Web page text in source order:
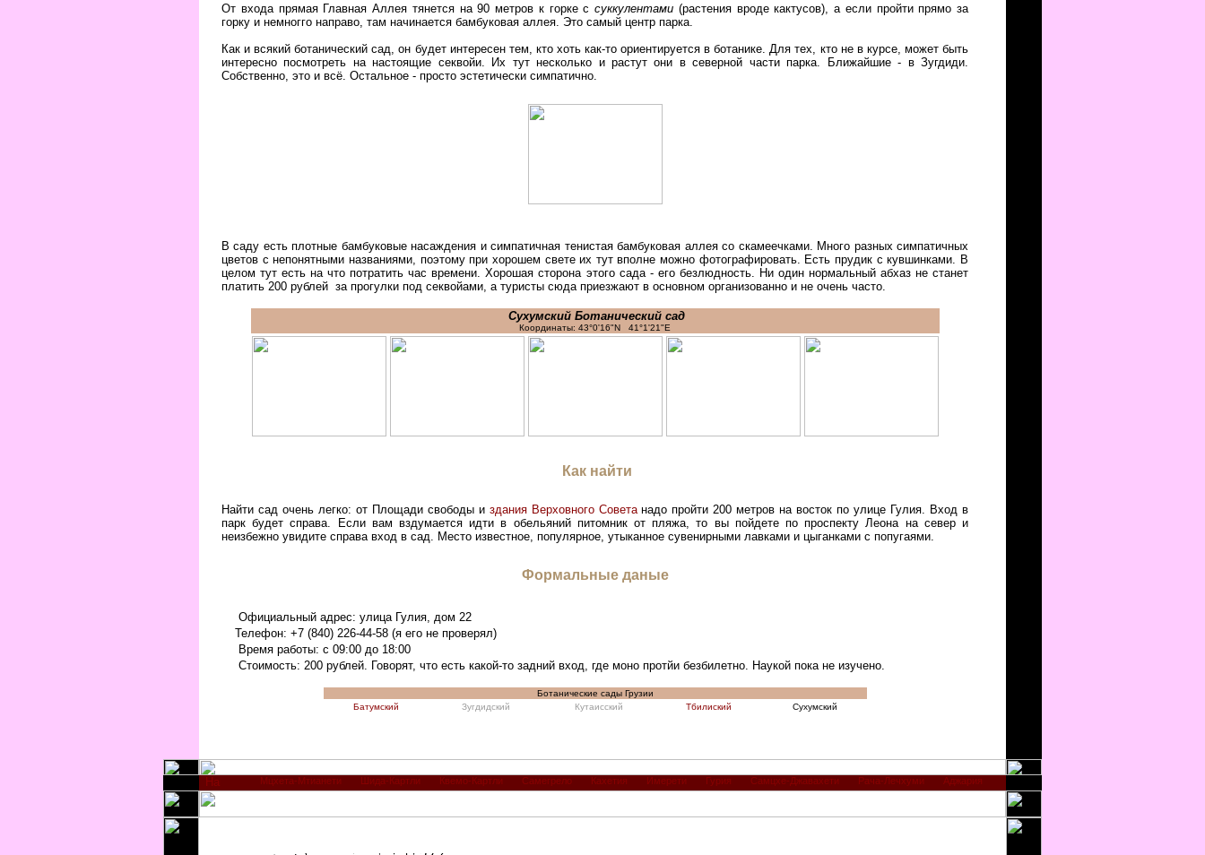
От входа прямая Главная Аллея тянется на 90 метров к горке с суккулентами (растения вроде кактусов), а если пройти прямо за
горку и немногго направо, там начинается бамбуковая аллея. Это самый центр парка.
Как и всякий ботанический сад, он будет интересен тем, кто хоть как-то ориентируется в ботанике. Для тех, кто не в курсе, может быть
интересно посмотреть на настоящие секвойи. Их тут несколько и растут они в северной части парка. Ближайшие - в Зугдиди.
Собственно, это и всё. Остальное - просто эстетически симпатично.
В саду есть плотные бамбуковые насаждения и симпатичная тенистая бамбуковая аллея со скамеечками. Много разных симпатичных
цветов с непонятными названиями, поэтому при хорошем свете их тут вполне можно фотографировать. Есть прудик с кувшинками. В
целом тут есть на что потратить час времени. Хорошая сторона этого сада - его безлюдность. Ни один нормальный абхаз не станет
платить 200 рублей за прогулки под секвойами, а туристы сюда приезжают в основном организованно и не очень часто.
Сухумский Ботанический сад
Координаты: 43°0'16"N 41°1'21"E
Как найти
Найти сад очень легко: от Площади свободы и здания Верховного Советанадо пройти 200 метров на восток по улице Гулия. Вход в
парк будет справа. Если вам вздумается идти в обельяний питомник от пляжа, то вы пойдете по проспекту Леона на север и
неизбежно увидите справа вход в сад. Место известное, популярное, утыканное сувенирными лавками и цыганками с попугаями.
Формальные даные
Официальный адрес: улица Гулия, дом 22
Телефон: +7 (840) 226-44-58 (я его не проверял)
Время работы: с 09:00 до 18:00
Стоимость: 200 рублей. Говорят, что есть какой-то задний вход, где моно протйи безбилетно. Наукой пока не изучено.
Ботанические сады Грузии
Батумский
Зугдидский Кутаисский Тбилиский Сухумский
Мцхета-Мтианети Шида-Картли Квемо-Картли Самегрело Кахетия Имерети Гурия Самцхе-Джавахети Рача-Лечхуми Аджария